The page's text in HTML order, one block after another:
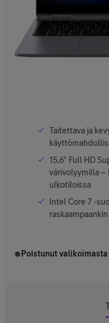
Taitettava ja
15,6" Full HD
värivolyymilla –
ulkotiloissa
Intel Core 7 -
Poistunut valikoimasta